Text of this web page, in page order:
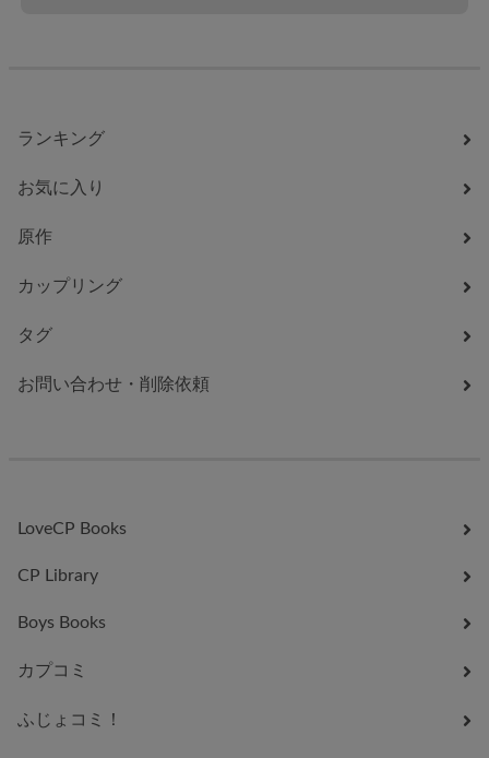
ランキング
お気に入り
原作
カップリング
タグ
お問い合わせ・削除依頼
LoveCP Books
CP Library
Boys Books
カプコミ
ふじょコミ！